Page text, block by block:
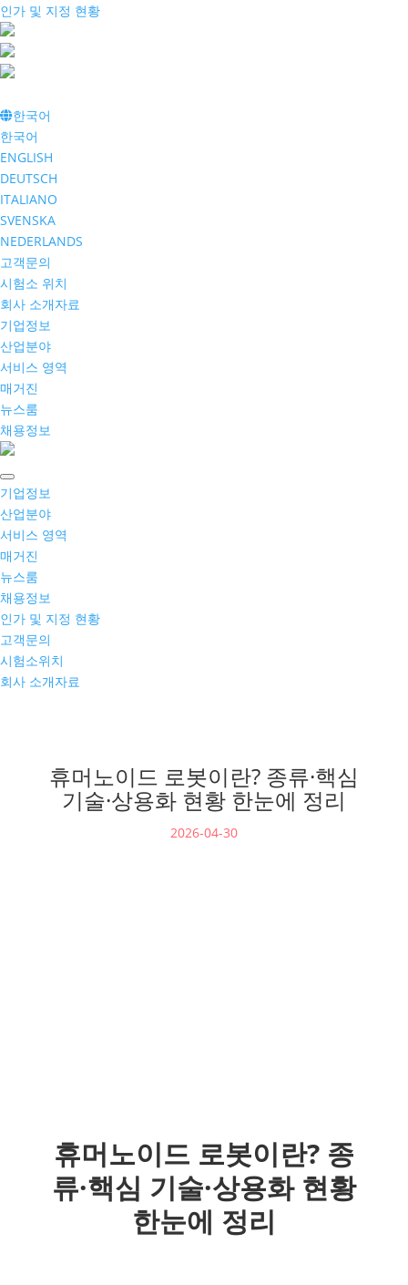
인가 및 지정 현황
한국어
한국어
ENGLISH
DEUTSCH
ITALIANO
SVENSKA
NEDERLANDS
고객문의
시험소 위치
회사 소개자료
기업정보
산업분야
서비스 영역
매거진
뉴스룸
채용정보
기업정보
산업분야
서비스 영역
매거진
뉴스룸
채용정보
인가 및 지정 현황
고객문의
시험소위치
회사 소개자료
휴머노이드 로봇이란? 종류·핵심
기술·상용화 현황 한눈에 정리
2026-04-30
휴머노이드 로봇이란? 종
류·핵심 기술·상용화 현황
한눈에 정리